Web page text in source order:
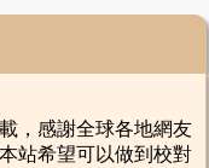
，感謝全球各地網友
站希望可以做到校對